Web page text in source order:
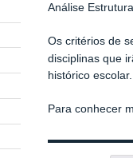
Análise
Os critérios de
disciplinas que
histórico escolar.
Para conhecer